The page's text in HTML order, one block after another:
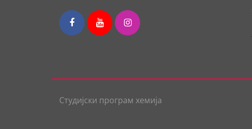
Студијски програм хемија